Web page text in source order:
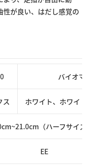
性が良い、はだし感覚の
バイオマ
ス ホワイト、ホワイ
（ハーフサイズ
EE